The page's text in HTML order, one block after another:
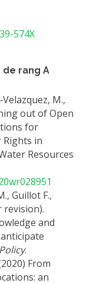
574X
rang A
M.,
out of Open
for
in
Resources
Guillot F.,
revision).
and
.
From
an